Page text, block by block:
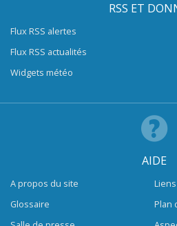
RSS ET
Flux RSS alertes
Flux RSS actualités
Widgets météo
AIDE
A propos du site
Glossaire
Plan